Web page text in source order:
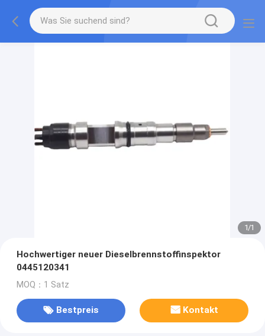
1/1
Hochwertiger neuer Dieselbrennstoffinspektor
0445120341
MOQ：1 Satz
Bestpreis Kontakt